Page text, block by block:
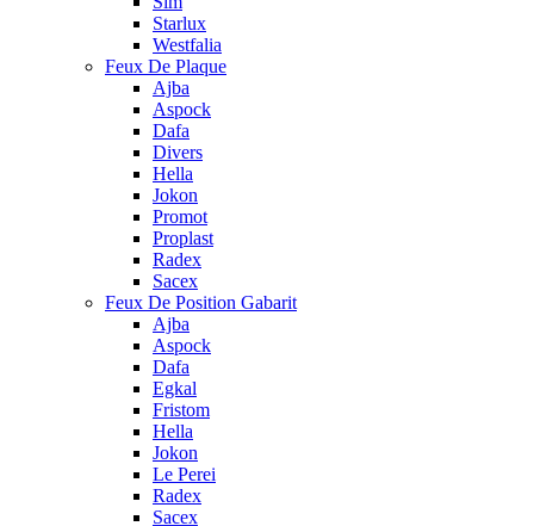
Starlux
Westfalia
Feux De Plaque
Ajba
Aspock
Dafa
Divers
Hella
Jokon
Promot
Proplast
Radex
Sacex
Feux De Position Gabarit
Ajba
Aspock
Dafa
Egkal
Fristom
Hella
Jokon
Le Perei
Radex
Sacex